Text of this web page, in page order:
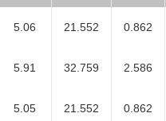
5.06 21.552 0.862
5.91 32.759 2.586
5.05 21.552 0.862